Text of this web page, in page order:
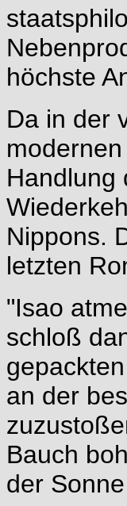
höchste
Da in der
Handlung
Nippons.
letzten
"Isao
schloß
an der
Bauch
der